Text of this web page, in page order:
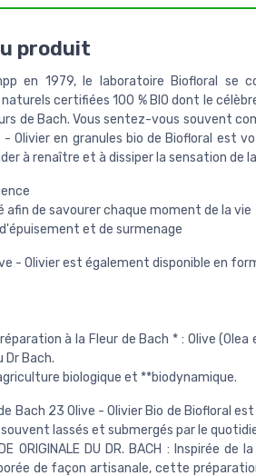
produit
en 1979, le laboratoire Biofloral se
certifiées 100 % BIO dont le
de Bach. Vous sentez-vous souvent
- Olivier en granules bio de Biofloral est
à renaître et à dissiper la sensation de
afin de savourer chaque moment de la vie
et de surmenage
- Olivier est également disponible en
à la Fleur de Bach * : Olive
Dr Bach.
biologique et **biodynamique.
de Bach 23 Olive - Olivier Bio de Biofloral
lassés et submergés par le
ORIGINALE DU DR. BACH : Inspirée
de façon artisanale, cette